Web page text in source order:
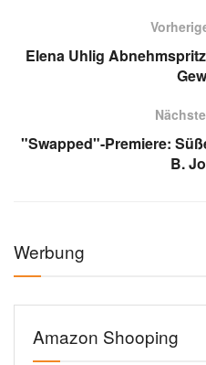
Elena Uhlig
"Swapped"-Premiere:
B.
Werbung
Amazon Shooping